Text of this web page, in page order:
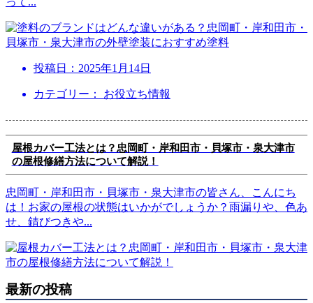
投稿日： 2025年1月14日
カテゴリー： お役立ち情報
屋根カバー工法とは？忠岡町・岸和田市・貝塚市・泉大津市
の屋根修繕方法について解説！
忠岡町・岸和田市・貝塚市・泉大津市の皆さん、こんにち
は！お家の屋根の状態はいかがでしょうか？雨漏りや、色あ
せ、錆びつきや...
最新の投稿